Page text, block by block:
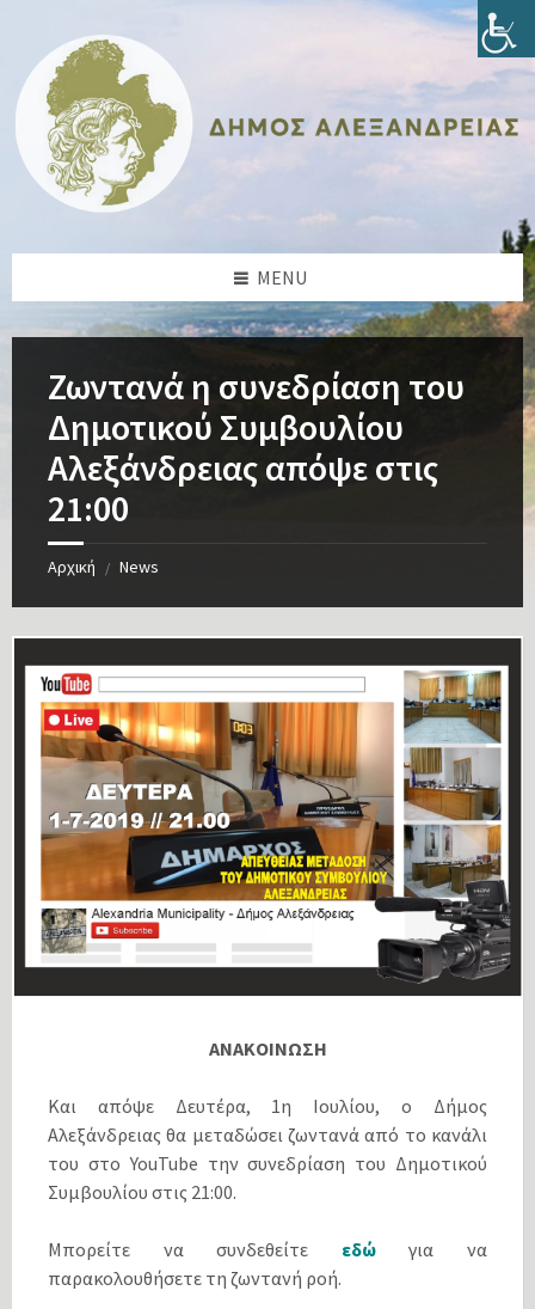
content
sidebar
sidebar
footer
MENU
Ζωντανά η συνεδρίαση του
Δημοτικού Συμβουλίου
Αλεξάνδρειας απόψε στις
21:00
Αρχική / News
ΑΝΑΚΟΙΝΩΣΗ
Και απόψε Δευτέρα, 1η Ιουλίου, ο Δήμος
Αλεξάνδρειας θα μεταδώσει ζωντανά από το κανάλι
του στο YouTube την συνεδρίαση του Δημοτικού
Συμβουλίου στις 21:00.
Μπορείτε να συνδεθείτε εδώγια να
παρακολουθήσετε τη ζωντανή ροή.